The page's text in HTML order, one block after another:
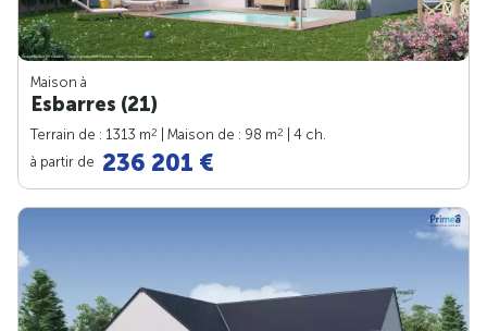
Maison à
Esbarres (21)
Terrain de : 1313 m2 | Maison de : 98 m2
| 4 ch.
à partir de 236 201 €